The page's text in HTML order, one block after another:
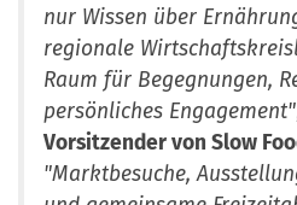
nur Wissen über
regionale
Raum für Begegnungen,
persönliches Engagement"
Vorsitzender von Slow
"Marktbesuche,